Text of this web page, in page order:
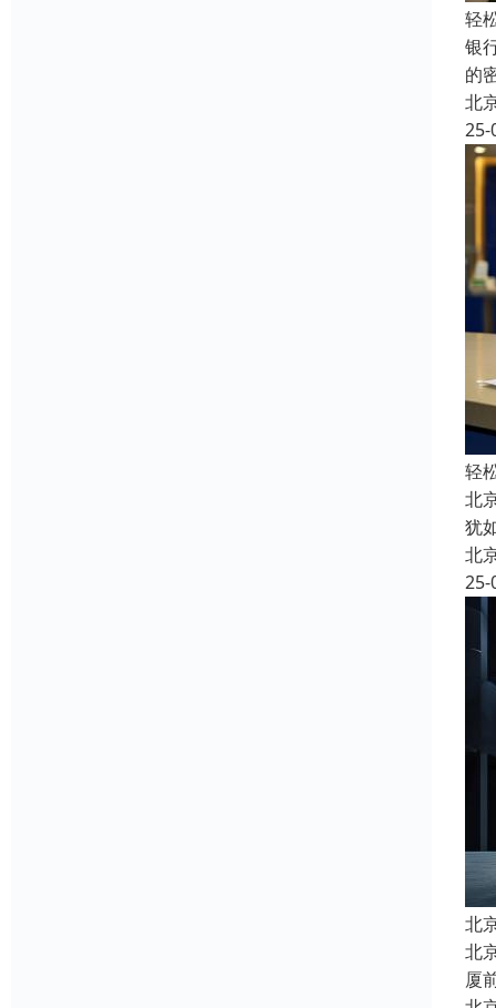
轻
银
的
北
25-
轻
北
犹
北
25-
北
北
厦